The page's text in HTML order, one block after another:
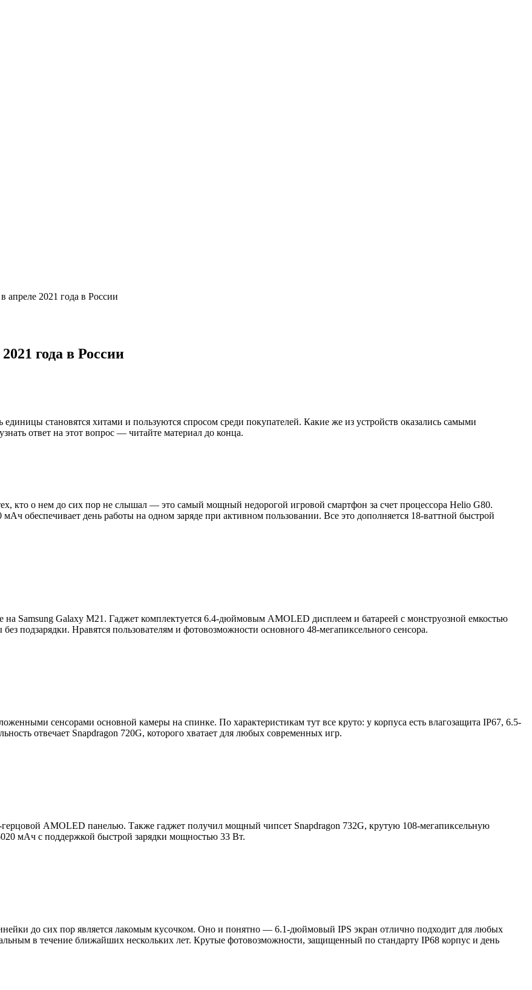
2021 года в России
года в России
становятся хитами и пользуются спросом среди покупателей. Какие же из устройств оказались самыми
ответ на этот вопрос — читайте материал до конца.
кто о нем до сих пор не слышал — это самый мощный недорогой игровой смартфон за счет процессора Helio G80.
обеспечивает день работы на одном заряде при активном пользовании. Все это дополняется 18-ваттной быстрой
Samsung Galaxy M21. Гаджет комплектуется 6.4-дюймовым AMOLED дисплеем и батареей с монструозной емкостью
подзарядки. Нравятся пользователям и фотовозможности основного 48-мегапиксельного сенсора.
сенсорами основной камеры на спинке. По характеристикам тут все круто: у корпуса есть влагозащита IP67, 6.5-
отвечает Snapdragon 720G, которого хватает для любых современных игр.
AMOLED панелью. Также гаджет получил мощный чипсет Snapdragon 732G, крутую 108-мегапиксельную
мАч с поддержкой быстрой зарядки мощностью 33 Вт.
до сих пор является лакомым кусочком. Оно и понятно — 6.1-дюймовый IPS экран отлично подходит для любых
в течение ближайших нескольких лет. Крутые фотовозможности, защищенный по стандарту IP68 корпус и день